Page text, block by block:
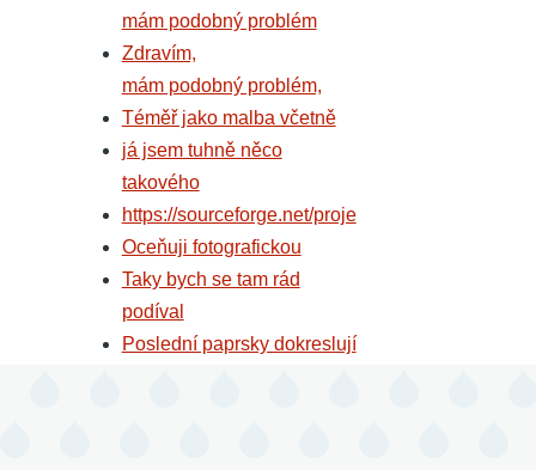
mám podobný problém
Zdravím,
mám podobný problém,
Téměř jako malba včetně
já jsem tuhně něco
takového
https://sourceforge.net/proje
Oceňuji fotografickou
Taky bych se tam rád
podíval
Poslední paprsky dokreslují